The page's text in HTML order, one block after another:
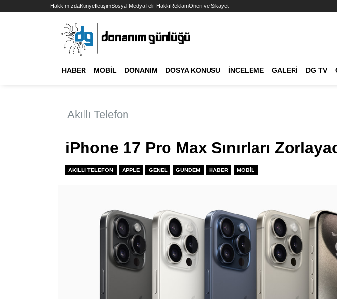
HakkımızdaKünyeİletişimSosyal MedyaTelif HakkıReklamÖneri ve Şikayet
HABER MOBIL DONANIM DOSYA KONUSU İNCELEME GALERI DG TV
Akıllı Telefon
iPhone 17 Pro Max Sınırları
AKILLI TELEFON APPLE GENEL GUNDEM HABER MOBIL